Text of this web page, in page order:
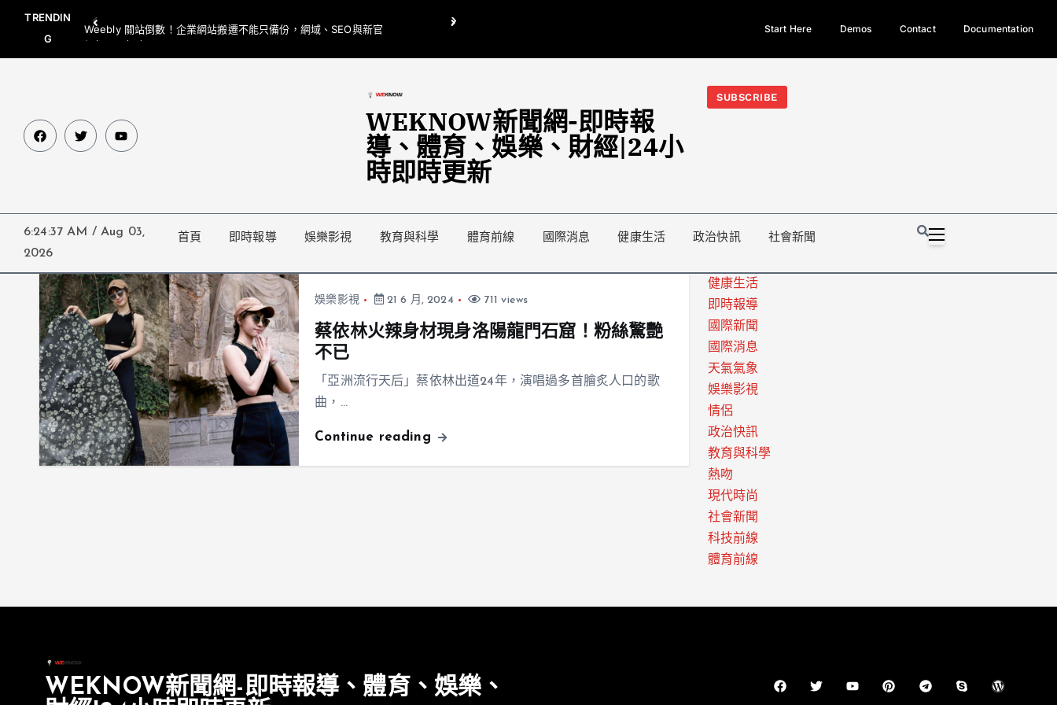
TRENDIN
G
Weebly 關站倒數！企業網站搬遷不能只備份，網域、SEO與新官
網都要一起處理
翁曉玲喊刪陸委會1295萬媒宣費惹議 梁文傑回「只能靠嘴巴」
今日熱門新聞TOP3｜西拉雅族正式成第17個原住民族、立院電競
光電場回
Start Here Demos Contact Documentation
WEKNOW新聞網-即時報
導、體育、娛樂、財經|24小
時即時更新
SUBSCRIBE
6:24:37 AM / Aug 03,
2026
首頁 即時報導 娛樂影視 教育與科學 體育前線 國際消息 健康生活 政治快訊 社會新聞
娛樂影視 21 6 月, 2024 711 views
蔡依林火辣身材現身洛陽龍門石窟！粉絲驚艷
不已
「亞洲流行天后」蔡依林出道24年，演唱過多首膾炙人口的歌
曲，…
Continue reading
健康生活
即時報導
國際新聞
國際消息
天氣氣象
娛樂影視
情侶
政治快訊
教育與科學
熱吻
現代時尚
社會新聞
科技前線
體育前線
WEKNOW新聞網-即時報導、體育、娛樂、